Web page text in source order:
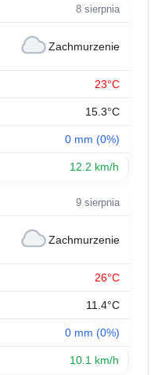
8 sierpnia
Zachmurzenie
23°C
15.3°C
0 mm (0%)
12.2 km/h
9 sierpnia
Zachmurzenie
26°C
11.4°C
0 mm (0%)
10.1 km/h